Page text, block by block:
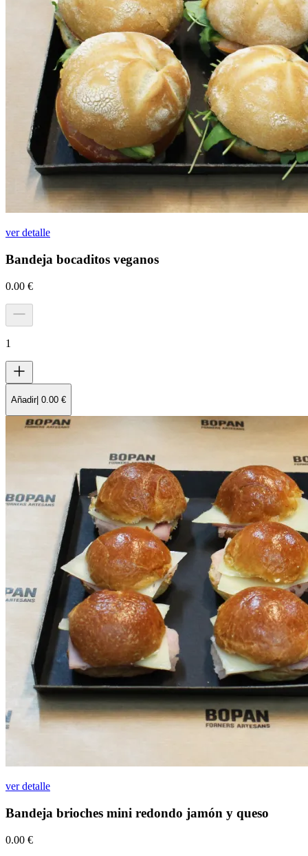
ver detalle
Bandeja bocaditos veganos
0.00 €
1
Añadir| 0.00 €
ver detalle
Bandeja brioches mini redondo jamón y queso
0.00 €